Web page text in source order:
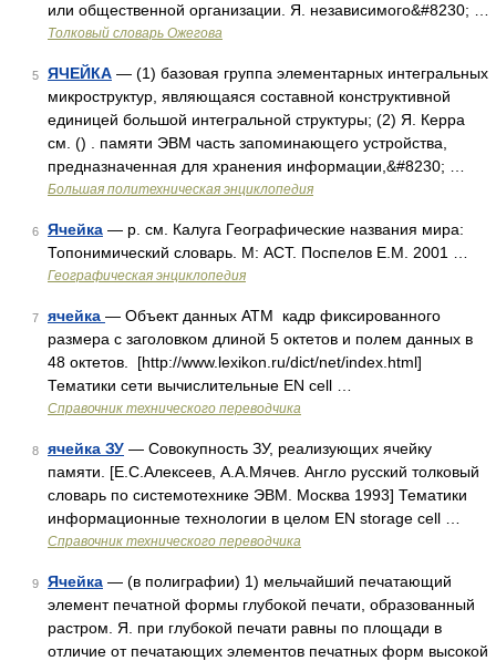
или общественной организации. Я. независимого&#8230; …
Толковый словарь Ожегова
5 ЯЧЕЙКА — (1) базовая группа элементарных интегральных
микроструктур, являющаяся составной конструктивной
единицей большой интегральной структуры; (2) Я. Керра
см. () . памяти ЭВМ часть запоминающего устройства,
предназначенная для хранения информации,&#8230; …
Большая политехническая энциклопедия
6 Ячейка — р. см. Калуга Географические названия мира:
Топонимический словарь. М: АСТ. Поспелов Е.М. 2001 …
Географическая энциклопедия
7 ячейка — Объект данных ATM кадр фиксированного
размера с заголовком длиной 5 октетов и полем данных в
48 октетов. [http://www.lexikon.ru/dict/net/index.html]
Тематики сети вычислительные EN cell …
Справочник технического переводчика
8 ячейка ЗУ — Совокупность ЗУ, реализующих ячейку
памяти. [Е.С.Алексеев, А.А.Мячев. Англо русский толковый
словарь по системотехнике ЭВМ. Москва 1993] Тематики
информационные технологии в целом EN storage cell …
Справочник технического переводчика
9 Ячейка — (в полиграфии) 1) мельчайший печатающий
элемент печатной формы глубокой печати, образованный
растром. Я. при глубокой печати равны по площади в
отличие от печатающих элементов печатных форм высокой